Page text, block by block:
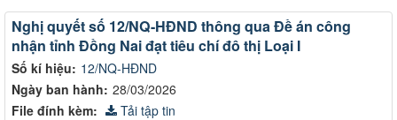
Số kí hiệu: 12/NQ-HĐND
Ngày ban hành: 28/03/2026
Nghị quyết số 12/NQ-HĐND thông qua Đề án công
nhận tỉnh Đồng Nai đạt tiêu chí đô thị Loại I
File đính kèm: Tải tập tin